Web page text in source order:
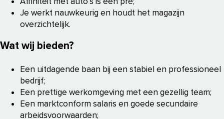
Je werkt nauwkeurig en houdt het magazijn
overzichtelijk.
Wat wij bieden?
Een uitdagende baan bij een stabiel en professioneel
bedrijf;
Een prettige werkomgeving met een gezellig team;
Een marktconform salaris en goede secundaire
arbeidsvoorwaarden;